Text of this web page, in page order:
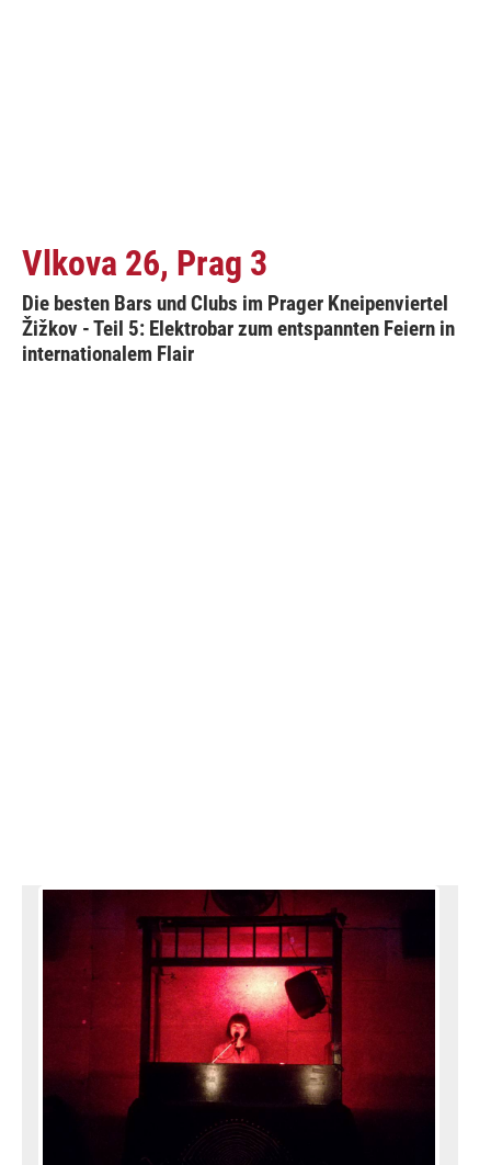
Vlkova 26, Prag 3
Die besten Bars und Clubs im Prager Kneipenviertel
Žižkov - Teil 5: Elektrobar zum entspannten Feiern in
internationalem Flair